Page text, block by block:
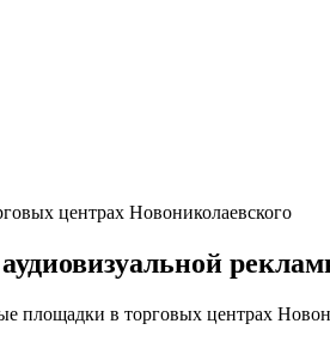
центрах Новониколаевского
площадки в торговых центрах